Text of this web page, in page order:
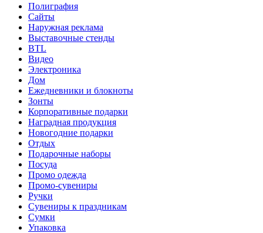
Полиграфия
Сайты
Наружная реклама
Выставочные стенды
BTL
Видео
Электроника
Дом
Ежедневники и блокноты
Зонты
Корпоративные подарки
Наградная продукция
Новогодние подарки
Отдых
Подарочные наборы
Посуда
Промо одежда
Промо-сувениры
Ручки
Сувениры к праздникам
Сумки
Упаковка